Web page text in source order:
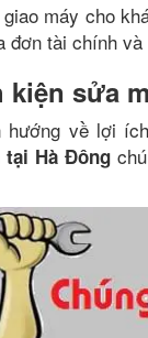
máy cho
đơn tài chính
kiện sửa
hướng về lợi
Hà Đông